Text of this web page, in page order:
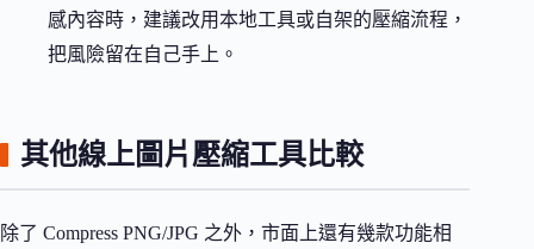
感內容時，建議改用本地工具或自架的壓縮流程，
把風險留在自己手上。
其他線上圖片壓縮工具比較
除了 Compress PNG/JPG 之外，市面上還有幾款功能相